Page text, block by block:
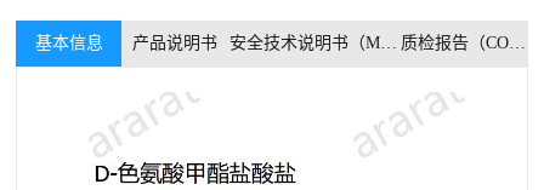
基本信息 产品说明书 安全技术说明书（MSDS） 质检报告（COA）